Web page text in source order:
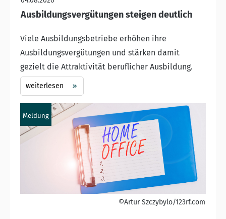
Ausbildungsvergütungen steigen deutlich
Viele Ausbildungsbetriebe erhöhen ihre
Ausbildungsvergütungen und stärken damit
gezielt die Attraktivität beruflicher Ausbildung.
weiterlesen
Meldung
©Artur Szczybylo/123rf.com